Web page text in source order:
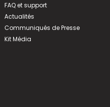
FAQ et support
Actualités
Communiqués de Presse
Kit Média